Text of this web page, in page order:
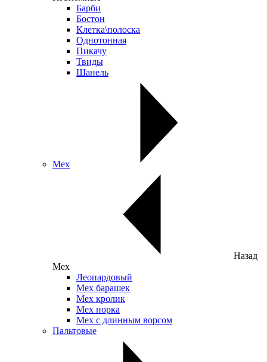
Барби
Бостон
Клетка\полоска
Однотонная
Пикачу
Твиды
Шанель
Мех
Назад
Мех
Леопардовый
Мех барашек
Мех кролик
Мех норка
Мех с длинным ворсом
Пальтовые